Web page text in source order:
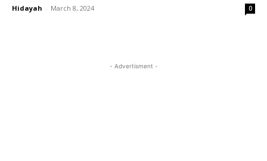
Hidayah - March 8, 2024 0
- Advertisment -